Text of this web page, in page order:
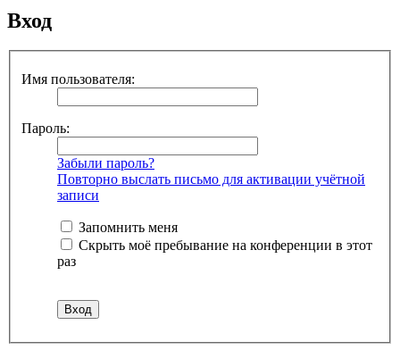
Вход
Имя пользователя:
Пароль:
Забыли пароль?
Повторно выслать письмо для активации учётной
записи
Запомнить меня
Скрыть моё пребывание на конференции в этот
раз